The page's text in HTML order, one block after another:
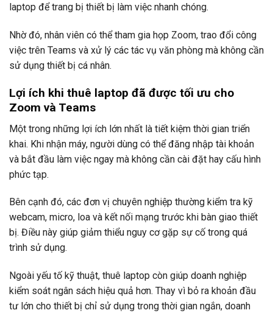
laptop để trang bị thiết bị làm việc nhanh chóng.
Nhờ đó, nhân viên có thể tham gia họp Zoom, trao đổi công
việc trên Teams và xử lý các tác vụ văn phòng mà không cần
sử dụng thiết bị cá nhân.
Lợi ích khi thuê laptop đã được tối ưu cho
Zoom và Teams
Một trong những lợi ích lớn nhất là tiết kiệm thời gian triển
khai. Khi nhận máy, người dùng có thể đăng nhập tài khoản
và bắt đầu làm việc ngay mà không cần cài đặt hay cấu hình
phức tạp.
Bên cạnh đó, các đơn vị chuyên nghiệp thường kiểm tra kỹ
webcam, micro, loa và kết nối mạng trước khi bàn giao thiết
bị. Điều này giúp giảm thiểu nguy cơ gặp sự cố trong quá
trình sử dụng.
Ngoài yếu tố kỹ thuật, thuê laptop còn giúp doanh nghiệp
kiểm soát ngân sách hiệu quả hơn. Thay vì bỏ ra khoản đầu
tư lớn cho thiết bị chỉ sử dụng trong thời gian ngắn, doanh